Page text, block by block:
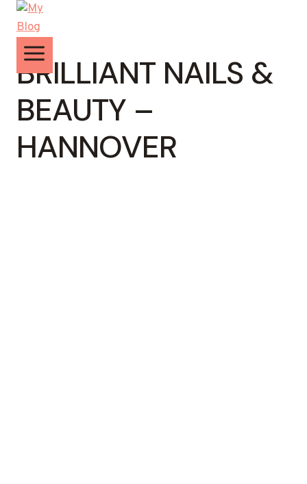
Zum
Inhalt
springen
BRILLIANT NAILS &
BEAUTY –
HANNOVER